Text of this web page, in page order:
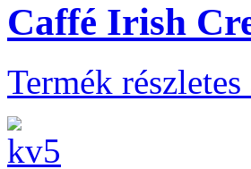
Caffé Irish
Termék